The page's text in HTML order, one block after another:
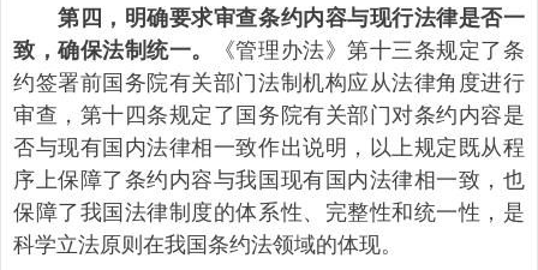
第四，明确要求审查条约内容与现行法律是否一
致，确保法制统一。
《管理办法》第十三条规定了条
约签署前国务院有关部门法制机构应从法律角度进行
审查，第十四条规定了国务院有关部门对条约内容是
否与现有国内法律相一致作出说明，以上规定既从程
序上保障了条约内容与我国现有国内法律相一致，也
保障了我国法律制度的体系性、完整性和统一性，是
科学立法原则在我国条约法领域的体现。